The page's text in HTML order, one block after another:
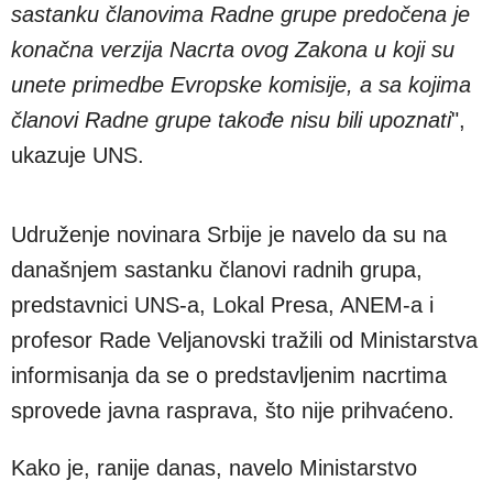
sastanku članovima Radne grupe predočena je
konačna verzija Nacrta ovog Zakona u koji su
unete primedbe Evropske komisije, a sa kojima
članovi Radne grupe takođe nisu bili upoznati",
ukazuje UNS.
Udruženje novinara Srbije je navelo da su na
današnjem sastanku članovi radnih grupa,
predstavnici UNS-a, Lokal Presa, ANEM-a i
profesor Rade Veljanovski tražili od Ministarstva
informisanja da se o predstavljenim nacrtima
sprovede javna rasprava, što nije prihvaćeno.
Kako je, ranije danas, navelo Ministarstvo